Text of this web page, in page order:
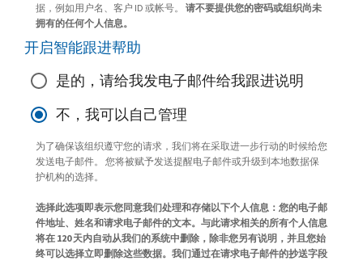
据，例如用户名、客户 ID 或帐号。 请不要提供您的密码或组织尚未
拥有的任何个人信息。
开启智能跟进帮助
是的，请给我发电子邮件给我跟进说明
不，我可以自己管理
为了确保该组织遵守您的请求，我们将在采取进一步行动的时候给您
发送电子邮件。 您将被赋予发送提醒电子邮件或升级到本地数据保
护机构的选择。
选择此选项即表示您同意我们处理和存储以下个人信息：您的电子邮
件地址、姓名和请求电子邮件的文本。与此请求相关的所有个人信息
将在 120 天内自动从我们的系统中删除，除非您另有说明，并且您始
终可以选择立即删除这些数据。我们通过在请求电子邮件的抄送字段